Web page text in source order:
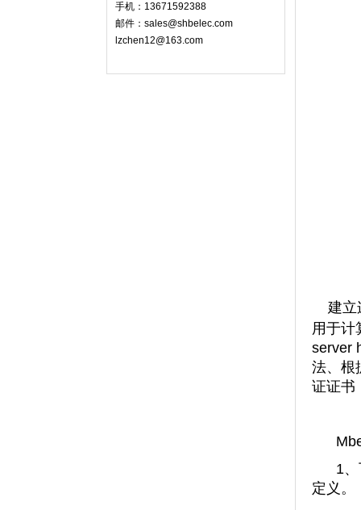
手机：13671592388
邮件：sales@shbelec.com
lzchen12@163.com
建立
用于计
server
法、根
证证书
1、
定义。